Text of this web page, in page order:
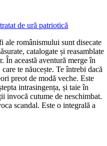
de ură patriotică
ale românismului sunt disecate
catalogate și reasamblate
În această aventură merge în
te năucește. Te întrebi dacă
preot de modă veche. Este
intrasingența, și taie în
invocă cutume de neschimbat.
scandal. Este o integrală a